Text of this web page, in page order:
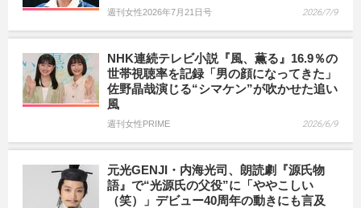
週刊女性2026年7月21日号 2026/7/9
NHK連続テレビ小説『風、薫る』16.9％の
世帯視聴率を記録「男の顔になってきた」
佐野晶哉演じる“シマケン”が吹かせた追い
風
週刊女性PRIME 2026/6/9
元光GENJI・内海光司、朗読劇『源氏物
語』で“光源氏の父役”に「ややこしい
（笑）」デビュー40周年の動きにも言及